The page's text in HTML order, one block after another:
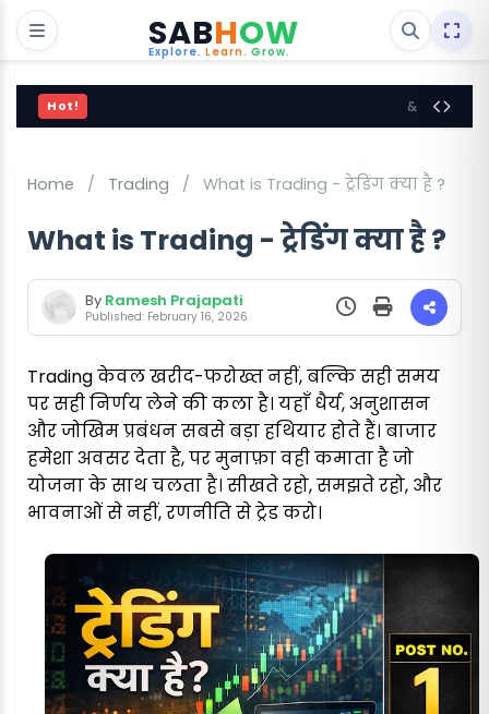
SABHOW
Explore. Learn. Grow.
Hot! Blogger SEO
Home / Trading / What is Trading - ट्रेडिंग क्या है ?
What is Trading - ट्रेडिंग क्या है ?
By Ramesh Prajapati
Published: February 16, 2026
Trading केवल खरीद-फरोख्त नहीं, बल्कि सही समय
पर सही निर्णय लेने की कला है। यहाँ धैर्य, अनुशासन
और जोखिम प्रबंधन सबसे बड़ा हथियार होते हैं। बाजार
हमेशा अवसर देता है, पर मुनाफ़ा वही कमाता है जो
योजना के साथ चलता है। सीखते रहो, समझते रहो, और
भावनाओं से नहीं, रणनीति से ट्रेड करो।